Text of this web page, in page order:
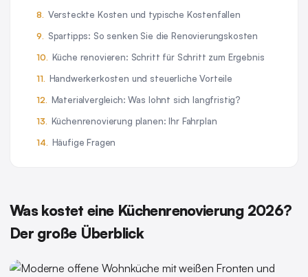
Versteckte Kosten und typische Kostenfallen
Spartipps: So senken Sie die Renovierungskosten
Küche renovieren: Schritt für Schritt zum Ergebnis
Handwerkerkosten und steuerliche Vorteile
Materialvergleich: Was lohnt sich langfristig?
Küchenrenovierung planen: Ihr Fahrplan
Häufige Fragen
Was kostet eine Küchenrenovierung 2026?
Der große Überblick